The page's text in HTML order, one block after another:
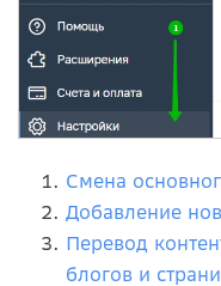
Смена
Добавление
Перевод
блогов и